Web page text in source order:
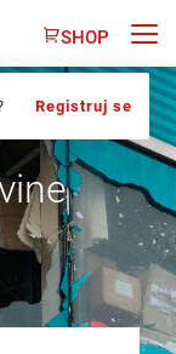
SHOP
Registruj se